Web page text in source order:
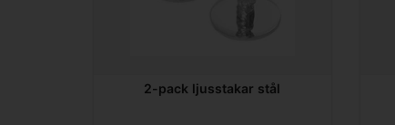
2-pack ljusstakar stål